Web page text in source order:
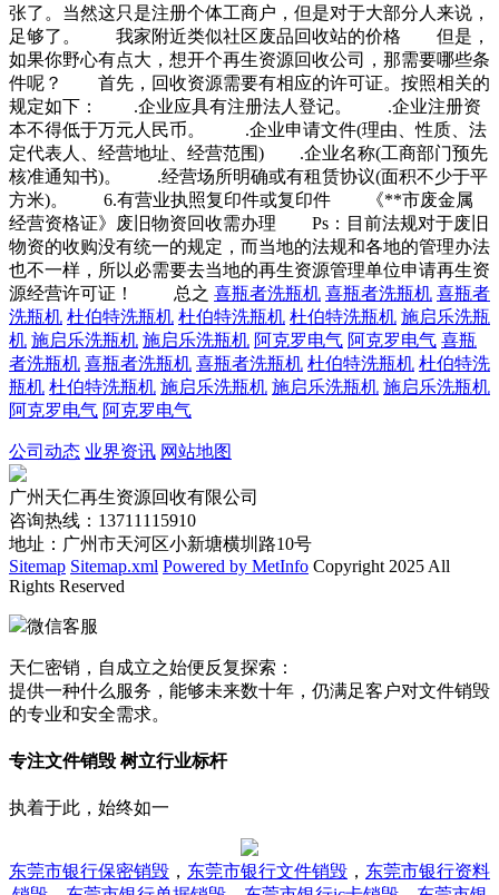
张了。当然这只是注册个体工商户，但是对于大部分人来说，
足够了。 我家附近类似社区废品回收站的价格 但是，
如果你野心有点大，想开个再生资源回收公司，那需要哪些条
件呢？ 首先，回收资源需要有相应的许可证。按照相关的
规定如下： .企业应具有注册法人登记。 .企业注册资
本不得低于万元人民币。 .企业申请文件(理由、性质、法
定代表人、经营地址、经营范围) .企业名称(工商部门预先
核准通知书)。 .经营场所明确或有租赁协议(面积不少于平
方米)。 6.有营业执照复印件或复印件 《**市废金属
经营资格证》废旧物资回收需办理 Ps：目前法规对于废旧
物资的收购没有统一的规定，而当地的法规和各地的管理办法
也不一样，所以必需要去当地的再生资源管理单位申请再生资
源经营许可证！ 总之 喜瓶者洗瓶机 喜瓶者洗瓶机 喜瓶者
洗瓶机 杜伯特洗瓶机 杜伯特洗瓶机 杜伯特洗瓶机 施启乐洗瓶
机 施启乐洗瓶机 施启乐洗瓶机 阿克罗电气 阿克罗电气 喜瓶
者洗瓶机 喜瓶者洗瓶机 喜瓶者洗瓶机 杜伯特洗瓶机 杜伯特洗
瓶机 杜伯特洗瓶机 施启乐洗瓶机 施启乐洗瓶机 施启乐洗瓶机
阿克罗电气 阿克罗电气
公司动态 业界资讯 网站地图
广州天仁再生资源回收有限公司
咨询热线：13711115910
地址：广州市天河区小新塘横圳路10号
Sitemap Sitemap.xml Powered by MetInfo Copyright 2025 All
Rights Reserved
微信客服
天仁密销，自成立之始便反复探索：
提供一种什么服务，能够未来数十年，仍满足客户对文件销毁
的专业和安全需求。
专注文件销毁 树立行业标杆
执着于此，始终如一
东莞市银行保密销毁 ， 东莞市银行文件销毁 ， 东莞市银行资料